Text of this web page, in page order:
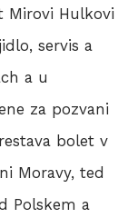
Mirovi Hulkovi
servis a
a u
za pozvani
bolet v
Moravy, ted
Polskem a